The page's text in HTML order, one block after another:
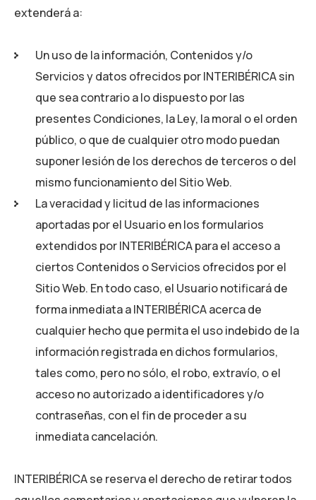
extenderá a:
Un uso de la información, Contenidos y/o
Servicios y datos ofrecidos porINTERIBÉRICAsin
que sea contrario a lo dispuesto por las
presentes Condiciones, la Ley, la moral o el orden
público, o que de cualquier otro modo puedan
suponer lesión de los derechos de terceros o del
mismo funcionamiento del Sitio Web.
La veracidad y licitud de las informaciones
aportadas por el Usuario en los formularios
extendidos porINTERIBÉRICApara el acceso a
ciertos Contenidos o Servicios ofrecidos por el
Sitio Web. En todo caso, el Usuario notificará de
forma inmediata aINTERIBÉRICAacerca de
cualquier hecho que permita el uso indebido de la
información registrada en dichos formularios,
tales como, pero no sólo, el robo, extravío, o el
acceso no autorizado a identificadores y/o
contraseñas, con el fin de proceder a su
inmediata cancelación.
INTERIBÉRICAse reserva el derecho de retirar todos